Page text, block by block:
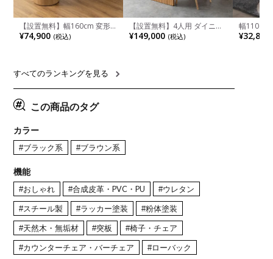
【設置無料】幅160cm 変形
半円 ダイニングテーブル モ
ルタル風 LENAS コンクリー
リア風 グレージュ
¥74,900 (税込)
【設置無料】4人用 ダイニン
グテーブルセット 5点 LUGA
セラミックテーブル おしゃれ
¥149,000 (税込)
幅110cm
木目調 リ
付き 長方
¥32,800
すべてのランキングを見る
この商品のタグ
カラー
#ブラック系 #ブラウン系
機能
#おしゃれ #合成皮革・PVC・PU #ウレタン
#スチール製 #ラッカー塗装 #粉体塗装
#天然木・無垢材 #突板 #椅子・チェア
#カウンターチェア・バーチェア #ローバック